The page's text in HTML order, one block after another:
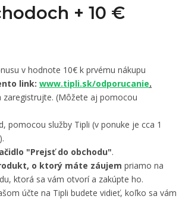
+ 10 €
v hodnote 10€ k prvému nákupu
link: www.tipli.sk/odporucanie.
zaregistrujte. (Môžete aj pomocou
pomocou služby Tipli (v ponuke je cca 1
"Prejsť do obchodu".
o ktorý máte záujem priamo na
ktorá sa vám otvorí a zakúpte ho.
účte na Tipli budete vidieť, koľko sa vám